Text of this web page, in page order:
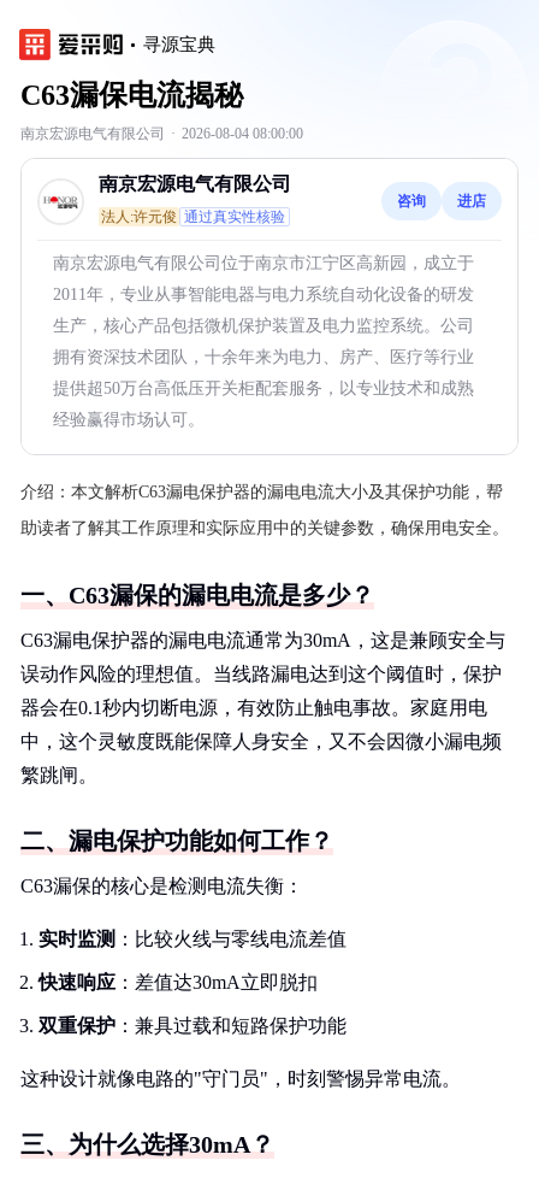
寻源宝典
C63漏保电流揭秘
南京宏源电气有限公司 · 2026-08-04 08:00:00
南京宏源电气有限公司
法人:许元俊 通过真实性核验
咨询 进店
南京宏源电气有限公司位于南京市江宁区高新园，成立于
2011年，专业从事智能电器与电力系统自动化设备的研发
生产，核心产品包括微机保护装置及电力监控系统。公司
拥有资深技术团队，十余年来为电力、房产、医疗等行业
提供超50万台高低压开关柜配套服务，以专业技术和成熟
经验赢得市场认可。
介绍： 本文解析C63漏电保护器的漏电电流大小及其保护功能，帮
助读者了解其工作原理和实际应用中的关键参数，确保用电安全。
一、C63漏保的漏电电流是多少？
C63漏电保护器的漏电电流通常为30mA，这是兼顾安全与
误动作风险的理想值。当线路漏电达到这个阈值时，保护
器会在0.1秒内切断电源，有效防止触电事故。家庭用电
中，这个灵敏度既能保障人身安全，又不会因微小漏电频
繁跳闸。
二、漏电保护功能如何工作？
C63漏保的核心是检测电流失衡：
实时监测 ：比较火线与零线电流差值
快速响应 ：差值达30mA立即脱扣
双重保护 ：兼具过载和短路保护功能
这种设计就像电路的"守门员"，时刻警惕异常电流。
三、为什么选择30mA？